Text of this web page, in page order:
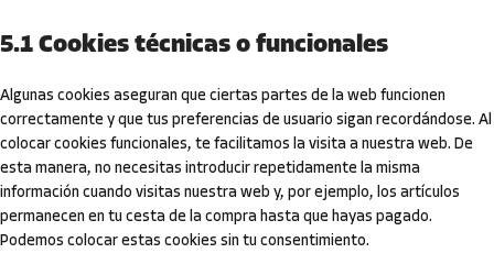
5.1 Cookies técnicas o funcionales
Algunas cookies aseguran que ciertas partes de la web funcionen
correctamente y que tus preferencias de usuario sigan recordándose. Al
colocar cookies funcionales, te facilitamos la visita a nuestra web. De
esta manera, no necesitas introducir repetidamente la misma
información cuando visitas nuestra web y, por ejemplo, los artículos
permanecen en tu cesta de la compra hasta que hayas pagado.
Podemos colocar estas cookies sin tu consentimiento.